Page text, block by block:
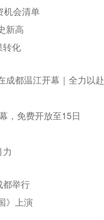
机会清单
新高
转化
成都温江开幕｜全力以赴
，免费开放至15日
都举行
》上演